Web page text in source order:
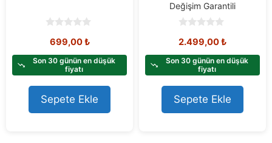
o
t
f
5
699,00₺
Son 30 günün en düşük
fiyatı
Sepete Ekle
Değişim Garantili
o
t
f
5
2.499,00₺
Son 30 günün en düşük
fiyatı
Sepete Ekle